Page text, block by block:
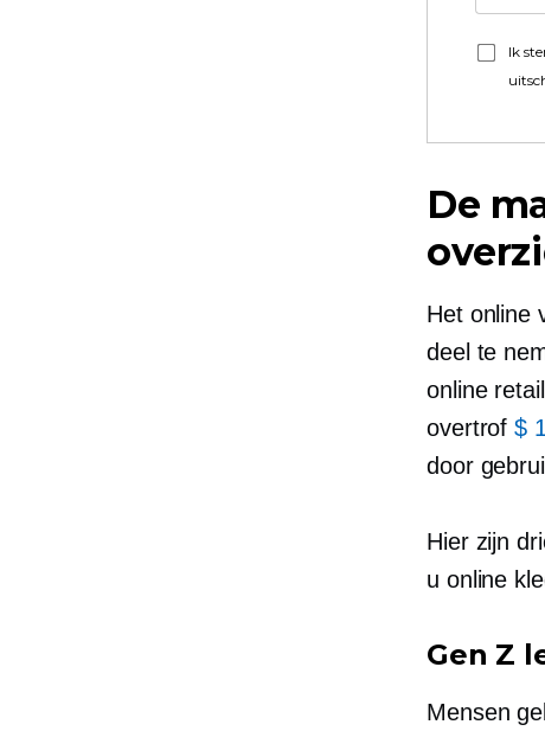
Ik
De
Het online
deel te
online
overtrof$
door
Hier zijn
u online
Gen Z
Mensen